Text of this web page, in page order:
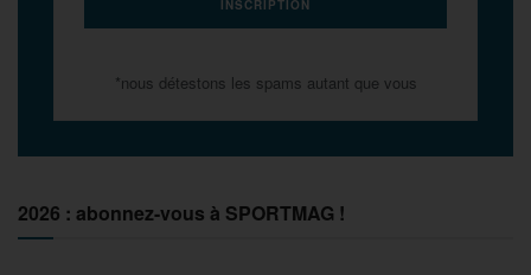
*nous détestons les spams autant que vous
2026 : abonnez-vous à SPORTMAG !